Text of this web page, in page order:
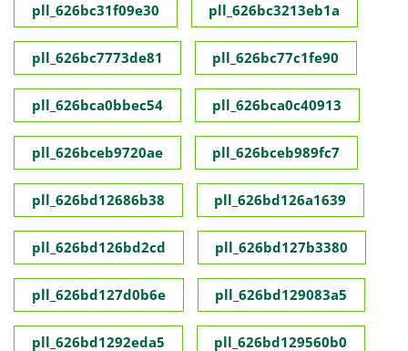
pll_626bc31f09e30 pll_626bc3213eb1a
pll_626bc7773de81 pll_626bc77c1fe90
pll_626bca0bbec54 pll_626bca0c40913
pll_626bceb9720ae pll_626bceb989fc7
pll_626bd12686b38 pll_626bd126a1639
pll_626bd126bd2cd pll_626bd127b3380
pll_626bd127d0b6e pll_626bd129083a5
pll_626bd1292eda5 pll_626bd129560b0